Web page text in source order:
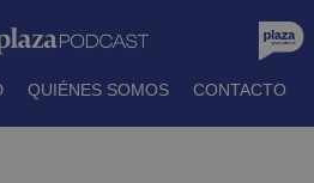
QUIÉNES SOMOS CONTACTO